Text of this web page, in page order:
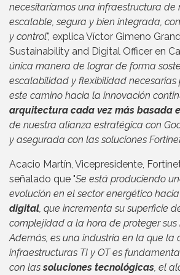
necesitaríamos una infraestructura
escalable, segura y bien integrada,
y control", explica Víctor Gimeno
Sustainability and Digital Officer en
única manera de lograr de forma
escalabilidad y flexibilidad necesarias
este camino hacia la innovación
arquitectura cada vez más basada
de nuestra alianza estratégica con
y asegurada con las soluciones
Acacio Martín, Vicepresidente,
señalado que "Se está produciendo
evolución en el sector energético
digital, que incrementa su superficie
complejidad a la hora de proteger sus
Además, es una industria en la que la
infraestructuras TI y OT es
con lassoluciones tecnológicas, el